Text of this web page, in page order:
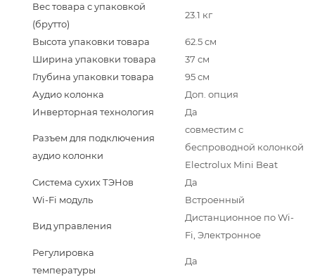
Вес товара с упаковкой
(брутто)
23.1 кг
Высота упаковки товара
62.5 см
Ширина упаковки товара
37 см
Глубина упаковки товара
95 см
Аудио колонка
Доп. опция
Инверторная технология
Да
Разъем для подключения
аудио колонки
совместим с
беспроводной колонкой
Electrolux Mini Beat
Система сухих ТЭНов
Да
Wi-Fi модуль
Встроенный
Вид управления
Дистанционное по Wi-
Fi, Электронное
Регулировка
температуры
Да